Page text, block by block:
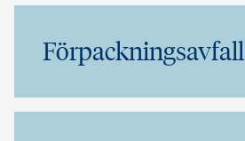
Förpackningsavfall